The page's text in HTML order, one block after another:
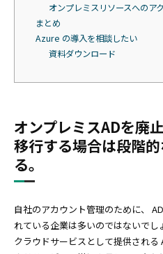
オンプレミスリソースへのア
まとめ
Azure の導入を相談したい
資料ダウンロード
オンプレミスADを廃
移行する場合は段階
る。
自社のアカウント管理のために、
れている企業は多いのではないで
クラウドサービスとして提供され